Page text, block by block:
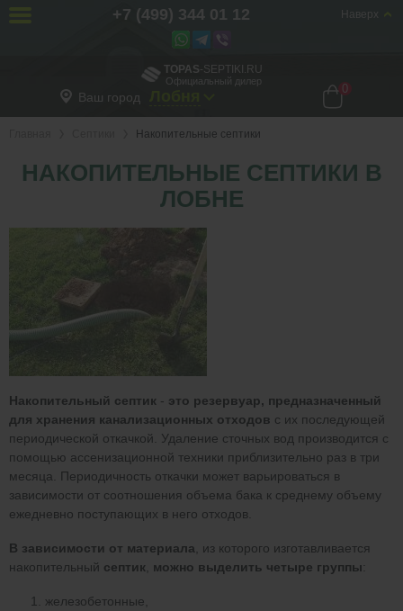
TOPAS-SEPTIKI.RU
Официальный дилер
Ваш город
0
Накопительные септики
НАКОПИТЕЛЬНЫЕ СЕПТИКИ В
ЛОБНЕ
Накопительный септик - это резервуар, предназначенный
для хранения канализационных отходов с их последующей
периодической откачкой. Удаление сточных вод производится с
помощью ассенизационной техники приблизительно раз в три
месяца. Периодичность откачки может варьироваться в
зависимости от соотношения объема бака к среднему объему
ежедневно поступающих в него отходов.
В зависимости от материала , из которого изготавливается
накопительный септик можно выделить четыре группы
железобетонные,
Наверх
+7 (499) 344 01 12